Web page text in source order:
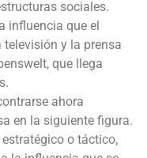
sociales.
influencia que el
televisión y la prensa
que llega
ahora
en la siguiente figura.
o táctico,